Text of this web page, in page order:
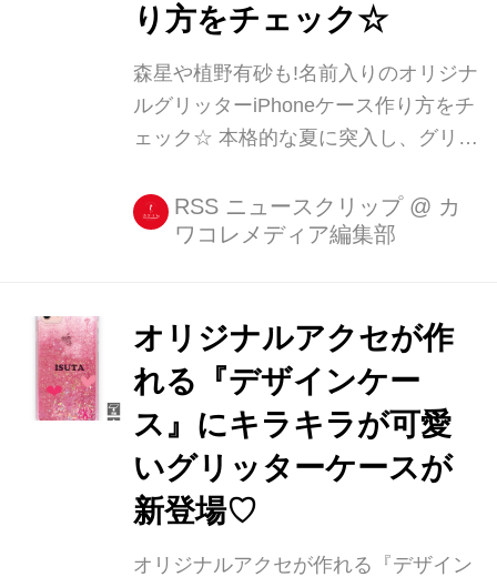
り方をチェック☆
森星や植野有砂も!名前入りのオリジナ
ルグリッターiPhoneケース作り方をチ
ェック☆ 本格的な夏に突入し、グリッ
よく見かけるようになりました☆ でも
ただのグリッターのケースではなく
前入りグリッター [...]
RSS ニュースクリップ @ カ
ワコレメディア編集部
オリジナルアクセが作
れる『デザインケー
ス』にキラキラが可愛
いグリッターケースが
新登場♡
オリジナルアクセが作れる『デザイン